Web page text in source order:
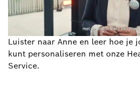
Luister naar Anne en leer hoe je
kunt personaliseren met onze
Service.